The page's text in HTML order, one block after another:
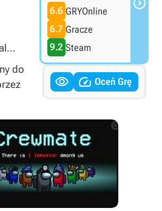
do
6.6 GRYOnline
6.7 Gracze
9.2 Steam
  Oceń Grę